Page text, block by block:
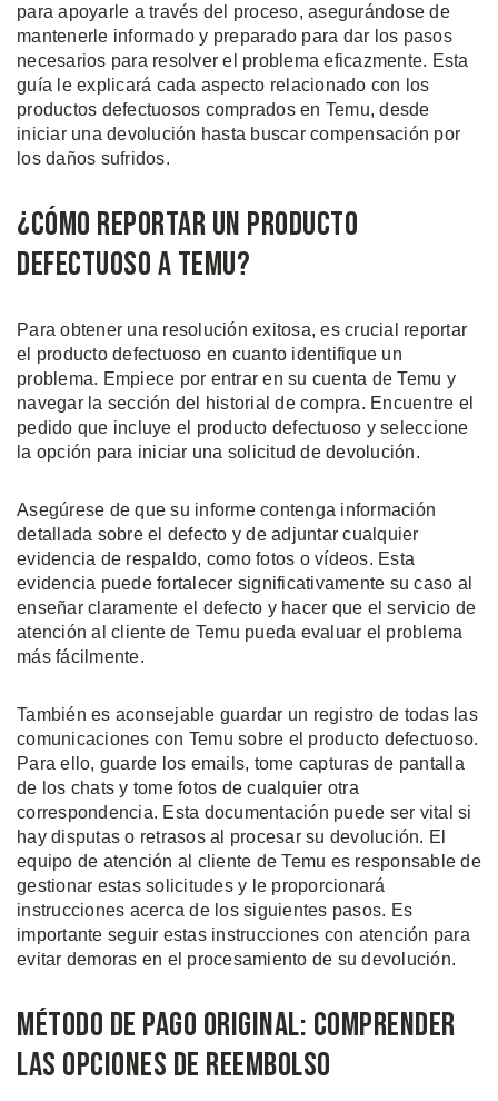
para apoyarle a través del proceso, asegurándose de
mantenerle informado y preparado para dar los pasos
necesarios para resolver el problema eficazmente. Esta
guía le explicará cada aspecto relacionado con los
productos defectuosos comprados en Temu, desde
iniciar una devolución hasta buscar compensación por
los daños sufridos.
¿Cómo Reportar un Producto
Defectuoso a Temu?
Para obtener una resolución exitosa, es crucial reportar
el producto defectuoso en cuanto identifique un
problema. Empiece por entrar en su cuenta de Temu y
navegar la sección del historial de compra. Encuentre el
pedido que incluye el producto defectuoso y seleccione
la opción para iniciar una solicitud de devolución.
Asegúrese de que su informe contenga información
detallada sobre el defecto y de adjuntar cualquier
evidencia de respaldo, como fotos o vídeos. Esta
evidencia puede fortalecer significativamente su caso al
enseñar claramente el defecto y hacer que el servicio de
atención al cliente de Temu pueda evaluar el problema
más fácilmente.
También es aconsejable guardar un registro de todas las
comunicaciones con Temu sobre el producto defectuoso.
Para ello, guarde los emails, tome capturas de pantalla
de los chats y tome fotos de cualquier otra
correspondencia. Esta documentación puede ser vital si
hay disputas o retrasos al procesar su devolución. El
equipo de atención al cliente de Temu es responsable de
gestionar estas solicitudes y le proporcionará
instrucciones acerca de los siguientes pasos. Es
importante seguir estas instrucciones con atención para
evitar demoras en el procesamiento de su devolución.
Método de Pago Original: Comprender
las Opciones de Reembolso